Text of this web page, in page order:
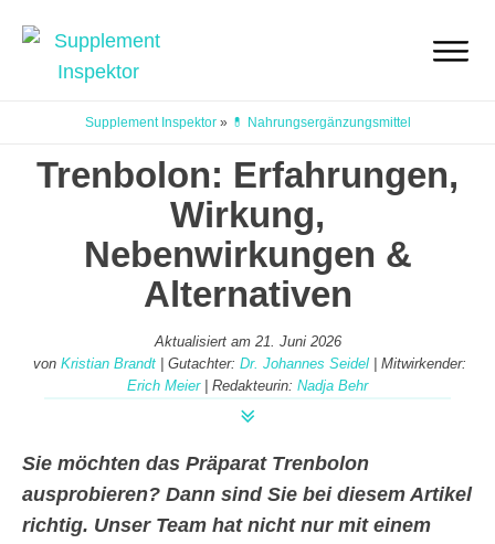
Supplement Inspektor» 💊 Nahrungsergänzungsmittel
Trenbolon: Erfahrungen,
Wirkung,
Nebenwirkungen &
Alternativen
Aktualisiert am 21. Juni 2026
von Kristian Brandt | Gutachter: Dr. Johannes Seidel | Mitwirkender:
Erich Meier| Redakteurin: Nadja Behr
Sie möchten das Präparat Trenbolon
ausprobieren? Dann sind Sie bei diesem Artikel
richtig. Unser Team hat nicht nur mit einem